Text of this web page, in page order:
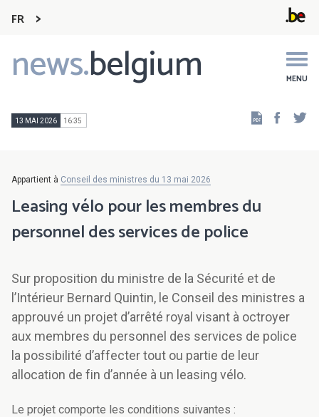
FR
news.belgium MENU
Main
navigation
13 MAI 2026 16:35
Appartient à Conseil des ministres du 13 mai 2026
Leasing vélo pour les membres du
personnel des services de police
Sur proposition du ministre de la Sécurité et de
l’Intérieur Bernard Quintin, le Conseil des ministres a
approuvé un projet d’arrêté royal visant à octroyer
aux membres du personnel des services de police
la possibilité d’affecter tout ou partie de leur
allocation de fin d’année à un leasing vélo.
Le projet comporte les conditions suivantes :